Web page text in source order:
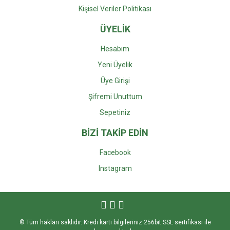
Kişisel Veriler Politikası
ÜYELİK
Hesabım
Yeni Üyelik
Üye Girişi
Şifremi Unuttum
Sepetiniz
BİZİ TAKİP EDİN
Facebook
Instagram
© Tüm hakları saklıdır. Kredi kartı bilgileriniz 256bit SSL sertifikası ile